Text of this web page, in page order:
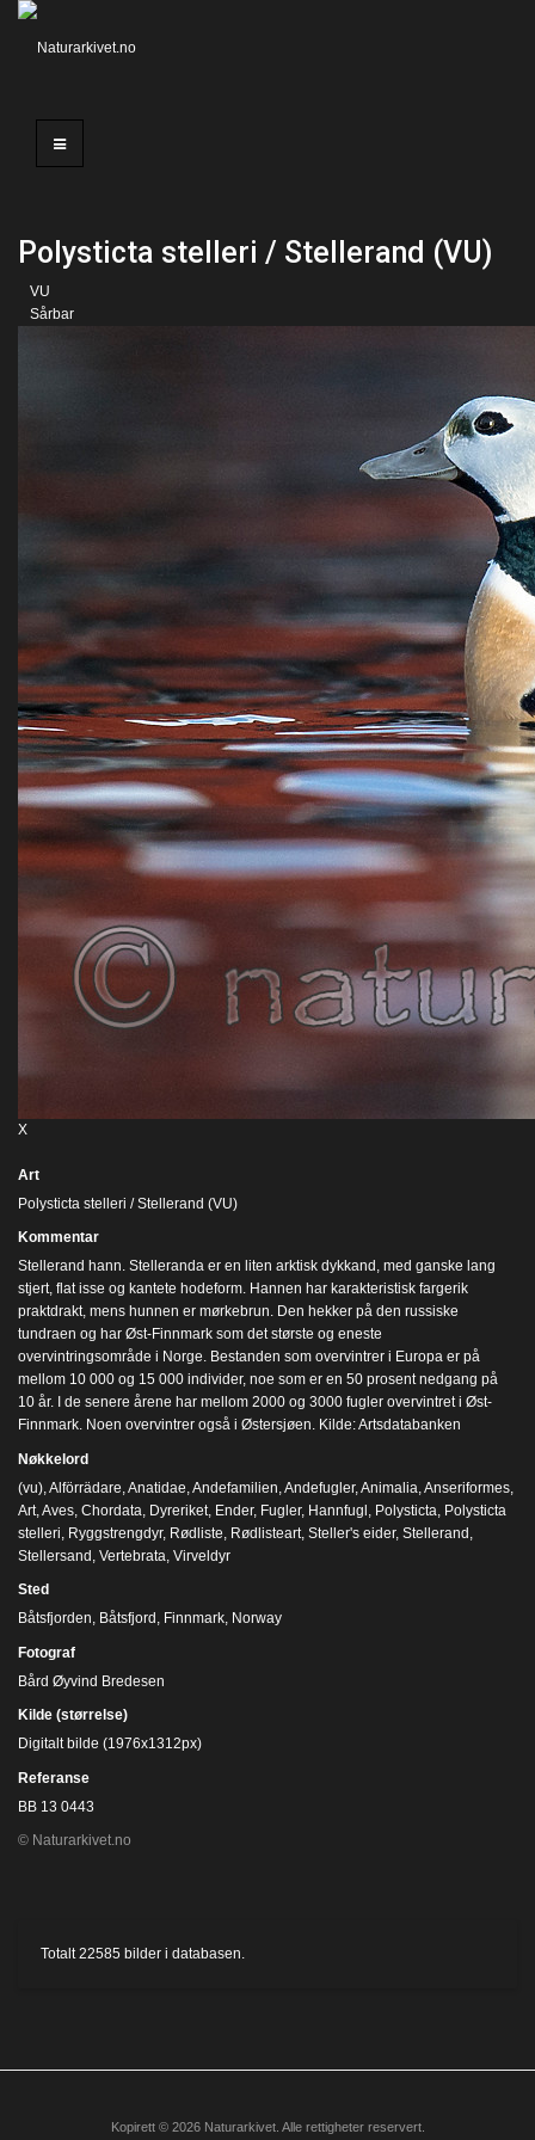
Polysticta stelleri / Stellerand (VU)
VU
Sårbar
X
Art
Polysticta stelleri / Stellerand (VU)
Kommentar
Stellerand hann. Stelleranda er en liten arktisk dykkand, med ganske lang
stjert, flat isse og kantete hodeform. Hannen har karakteristisk fargerik
praktdrakt, mens hunnen er mørkebrun. Den hekker på den russiske
tundraen og har Øst-Finnmark som det største og eneste
overvintringsområde i Norge. Bestanden som overvintrer i Europa er på
mellom 10 000 og 15 000 individer, noe som er en 50 prosent nedgang på
10 år. I de senere årene har mellom 2000 og 3000 fugler overvintret i Øst-
Finnmark. Noen overvintrer også i Østersjøen. Kilde: Artsdatabanken
Nøkkelord
(vu) Alförrädare Anatidae Andefamilien Andefugler, Animalia Anseriformes
Art Aves Chordata Dyreriket Ender, Fugler, Hannfugl Polysticta Polysticta
stelleri Ryggstrengdyr, Rødliste Rødlisteart Steller's eider, Stellerand
Stellersand Vertebrata Virveldyr
Sted
Båtsfjorden, Båtsfjord, Finnmark, Norway
Fotograf
Bård Øyvind Bredesen
Kilde (størrelse)
Digitalt bilde (1976x1312px)
Referanse
BB 13 0443
© Naturarkivet.no
Totalt22585 bilder i databasen.
Kopirett © 2026 Naturarkivet. Alle rettigheter reservert.